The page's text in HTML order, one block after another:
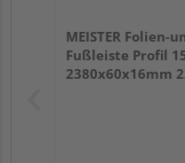
MEISTER
Fußleiste Profil
2380x60x16mm